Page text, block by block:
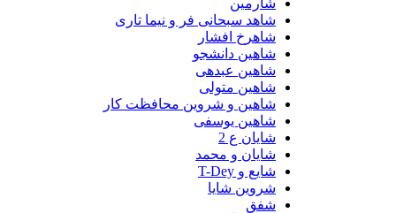
شارمین
شاهد سبحانی فر و نیما تاری
شاهرخ افشار
شاهین دانشجو
شاهین عبدهی
شاهین متولی
شاهین و شروین محافظت کار
شاهین یوسفی
شایان ع 2
شایان و محمد
شایع و T-Dey
شروین شایا